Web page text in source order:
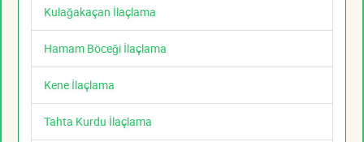
Kulağakaçan İlaçlama
Hamam Böceği İlaçlama
Kene İlaçlama
Tahta Kurdu İlaçlama